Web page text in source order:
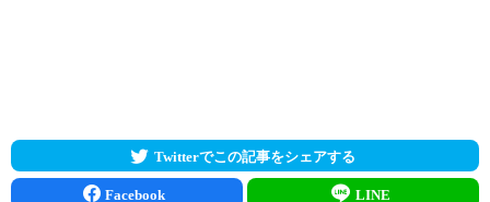
Twitterでこの記事をシェアする
Facebook LINE